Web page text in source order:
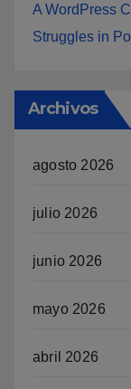
A WordPress
Struggles in
Archivos
agosto 2026
julio 2026
junio 2026
mayo 2026
abril 2026